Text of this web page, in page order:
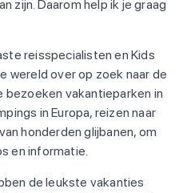
zijn. Daarom help ik je graag
reisspecialisten en Kids
wereld over op zoek naar de
bezoeken vakantieparken in
in Europa, reizen naar
honderden glijbanen, om
en informatie.
de leukste vakanties